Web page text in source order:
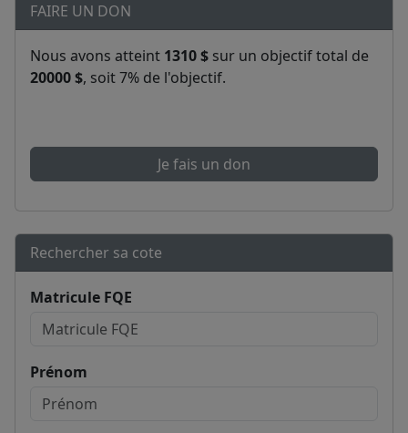
FAIRE UN DON
Nous avons atteint 1310 $ sur un objectif total de
20000 $, soit 7% de l'objectif.
Je fais un don
Rechercher sa cote
Matricule FQE
Prénom